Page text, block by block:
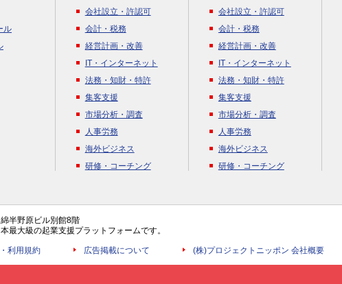
ル
会社設立・許認可
会計・税務
経営計画・改善
IT・インターネット
法務・知財・特許
集客支援
市場分析・調査
人事労務
海外ビジネス
研修・コーチング
会社設立・許認可
会計・税務
経営計画・改善
IT・インターネット
法務・知財・特許
集客支援
市場分析・調査
人事労務
海外ビジネス
研修・コーチング
半野原ビル別館8階
最大級の起業支援プラットフォームです。
利用規約 広告掲載について (株)プロジェクトニッポン 会社概要